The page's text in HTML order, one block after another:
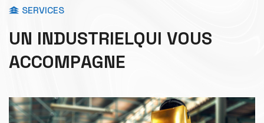
SERVICES
UN INDUSTRIELQUI VOUS
ACCOMPAGNE